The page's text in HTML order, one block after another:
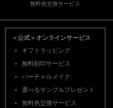
無料色交換サービス
＜公式＞オンラインサービス
ギフトラッピング
無料刻印サービス
バーチャルメイク
選べるサンプルプレゼント
無料色交換サービス